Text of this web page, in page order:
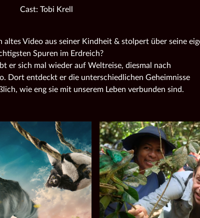
Cast: Tobi Krell
altes Video aus seiner Kindheit & stolpert über seine
Spuren im Erdreich?
er sich mal wieder auf Weltreise, diesmal nach
Dort entdeckt er die unterschiedlichen Geheimnisse
wie eng sie mit unserem Leben verbunden sind.